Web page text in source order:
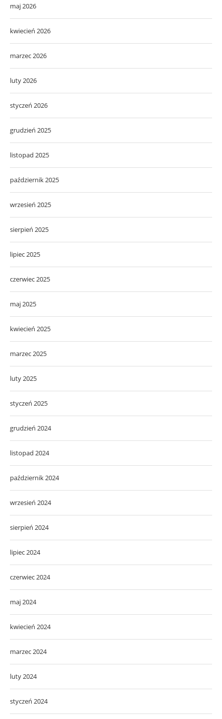
maj 2026
kwiecień 2026
marzec 2026
luty 2026
styczeń 2026
grudzień 2025
listopad 2025
październik 2025
wrzesień 2025
sierpień 2025
lipiec 2025
czerwiec 2025
maj 2025
kwiecień 2025
marzec 2025
luty 2025
styczeń 2025
grudzień 2024
listopad 2024
październik 2024
wrzesień 2024
sierpień 2024
lipiec 2024
czerwiec 2024
maj 2024
kwiecień 2024
marzec 2024
luty 2024
styczeń 2024